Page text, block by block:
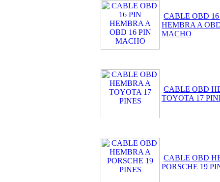
CABLE OBD
HEMBRA A
MACHO
CABLE OBD
TOYOTA 17
CABLE OBD
PORSCHE 19